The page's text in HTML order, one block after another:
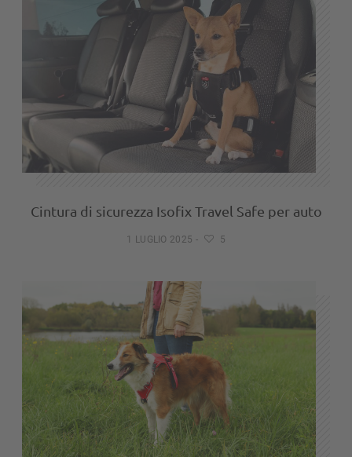
Cintura di sicurezza Isofix Travel Safe per auto
1 LUGLIO 2025 - 5